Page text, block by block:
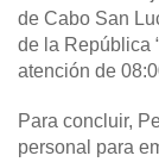
de Cabo San
de la República
atención de
Para concluir,
personal para